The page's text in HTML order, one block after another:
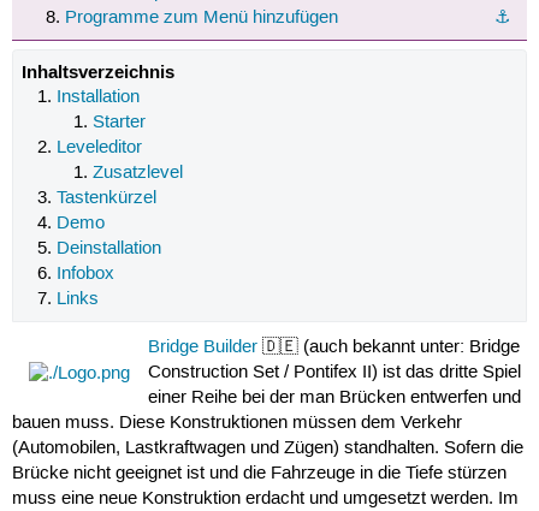
⚓︎
Programme zum Menü hinzufügen
Inhaltsverzeichnis
Installation
Starter
Leveleditor
Zusatzlevel
Tastenkürzel
Demo
Deinstallation
Infobox
Links
Bridge Builder 🇩🇪 (auch bekannt unter: Bridge
Construction Set / Pontifex II) ist das dritte Spiel
einer Reihe bei der man Brücken entwerfen und
bauen muss. Diese Konstruktionen müssen dem Verkehr
(Automobilen, Lastkraftwagen und Zügen) standhalten. Sofern die
Brücke nicht geeignet ist und die Fahrzeuge in die Tiefe stürzen
muss eine neue Konstruktion erdacht und umgesetzt werden. Im